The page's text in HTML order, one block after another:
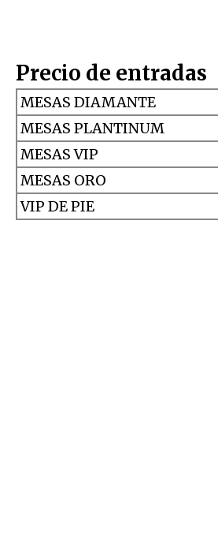
Precio de entradas
MESAS DIAMANTE
MESAS PLANTINUM
MESAS VIP
MESAS ORO
VIP DE PIE